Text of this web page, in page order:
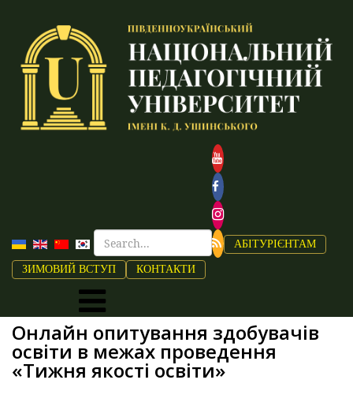
АБІТУРІЄНТАМ
ЗИМОВИЙ ВСТУП КОНТАКТИ
Онлайн опитування здобувачів
освіти в межах проведення
«Тижня якості освіти»